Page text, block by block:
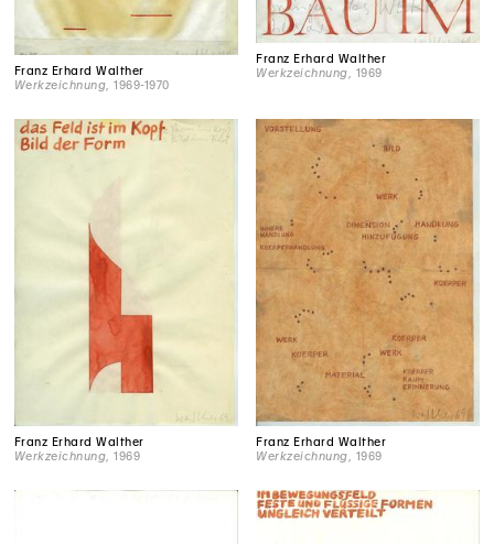
Franz Erhard Walther
Werkzeichnung , 1969-1970
Franz Erhard Walther
Werkzeichnung , 1969
Franz Erhard Walther
Werkzeichnung , 1969
Franz Erhard Walther
Werkzeichnung , 1969